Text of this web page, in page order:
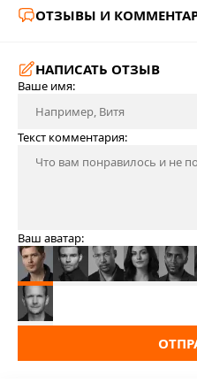
ОТЗЫВЫ И
НАПИСАТЬ ОТЗЫВ
Ваше имя:
Текст комментария:
Ваш аватар: